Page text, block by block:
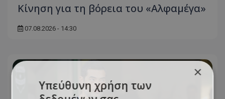
Κίνηση για τη βόρεια του «Αλφαμέγα»
07.08.2026 - 14:30
×
Υπεύθυνη χρήση των